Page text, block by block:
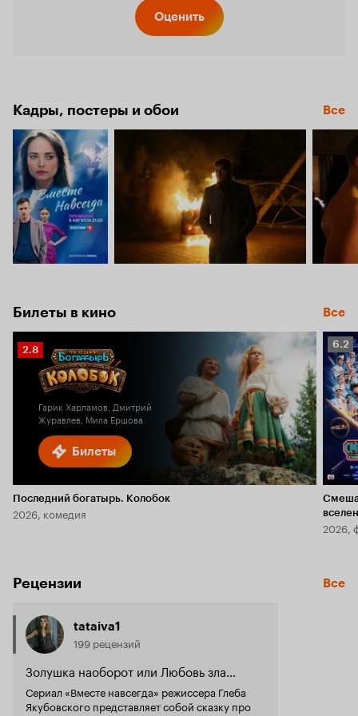
6.8
Оценить
Кадры, постеры и обои Все
Билеты в кино Все
Билеты
Рейтинг
Кинопоиска
2.8
Гарик Харламов, Дмитрий
Журавлев, Мила Ершова
Последний богатырь. Колобок
2026, комедия
6.2
6.2
2026,
Рецензии Все
tataiva1
199 рецензий
Золушка наоборот или Любовь зла…
Сериал «Вместе навсегда» режиссера Глеба
Якубовского представляет собой сказку про